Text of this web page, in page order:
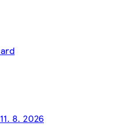
8. 2026